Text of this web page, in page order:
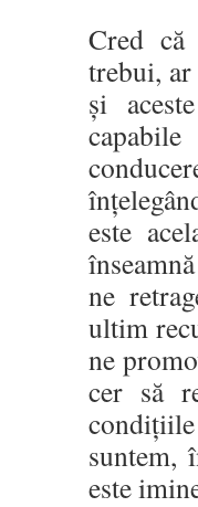
Cred că
trebui,
și
este
ne
ultim
ne
cer să
suntem,
este